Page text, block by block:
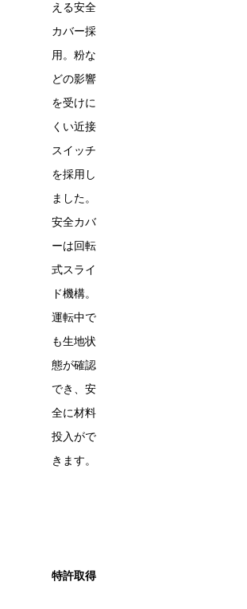
える安全
カバー採
用。粉な
どの影響
を受けに
くい近接
スイッチ
を採用し
ました。
安全カバ
ーは回転
式スライ
ド機構。
運転中で
も生地状
態が確認
でき、安
全に材料
投入がで
きます。
特許取得